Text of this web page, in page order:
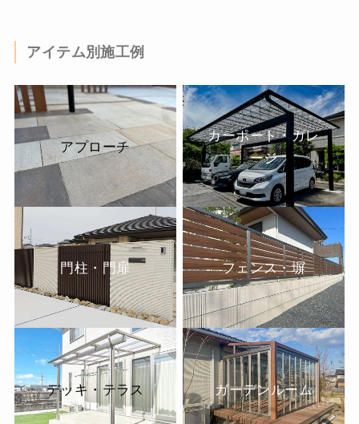
アイテム別施工例
アプローチ
カーポート・ガレ
ージ
門柱・門扉 フェンス・塀
デッキ・テラス ガーデンルーム